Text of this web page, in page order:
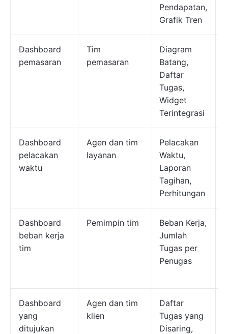
Pendapatan,
Grafik Tren
Dashboard
pemasaran
Tim
pemasaran
Diagram
Batang,
Daftar
Tugas,
Widget
Terintegrasi
Dashboard
pelacakan
waktu
Agen dan tim
layanan
Pelacakan
Waktu,
Laporan
Tagihan,
Perhitungan
Dashboard
beban kerja
tim
Pemimpin tim
Beban Kerja,
Jumlah
Tugas per
Penugas
Dashboard
yang
ditujukan
Agen dan tim
klien
Daftar
Tugas yang
Disaring,